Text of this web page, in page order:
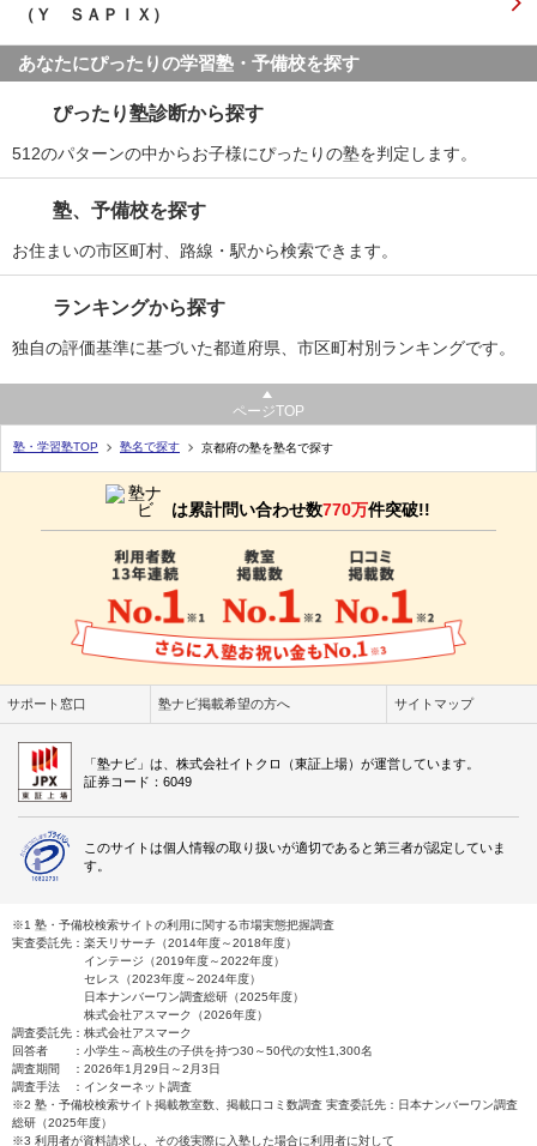
（Ｙ ＳＡＰＩＸ）
あなたにぴったりの学習塾・予備校を探す
ぴったり塾診断から探す
512のパターンの中からお子様にぴったりの塾を判定します。
塾、予備校を探す
お住まいの市区町村、路線・駅から検索できます。
ランキングから探す
独自の評価基準に基づいた都道府県、市区町村別ランキングです。
ページTOP
塾・学習塾TOP 塾名で探す 京都府の塾を塾名で探す
は累計問い合わせ数770万件突破!!
サポート窓口 塾ナビ掲載希望の方へ サイトマップ
「塾ナビ」は、株式会社イトクロ（東証上場）が運営しています。
証券コード：6049
このサイトは個人情報の取り扱いが適切であると第三者が認定していま
す。
※1 塾・予備校検索サイトの利用に関する市場実態把握調査
実査委託先：楽天リサーチ（2014年度～2018年度）
インテージ（2019年度～2022年度）
セレス（2023年度～2024年度）
日本ナンバーワン調査総研（2025年度）
株式会社アスマーク（2026年度）
調査委託先：株式会社アスマーク
回答者 ：小学生～高校生の子供を持つ30～50代の女性1,300名
調査期間 ：2026年1月29日～2月3日
調査手法 ：インターネット調査
※2 塾・予備校検索サイト掲載教室数、掲載口コミ数調査 実査委託先：日本ナンバーワン調査
総研（2025年度）
※3 利用者が資料請求し、その後実際に入塾した場合に利用者に対して